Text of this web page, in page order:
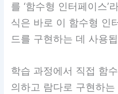
를 ‘함수형 인터페이스’
식은 바로 이 함수형 인
드를 구현하는 데 사용
학습 과정에서 직접 함
의하고 람다로 구현하